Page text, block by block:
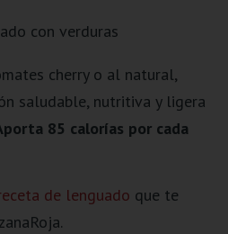
cherry o al natural,
saludable, nutritiva y ligera
85 calorías por cada
de lenguado que te